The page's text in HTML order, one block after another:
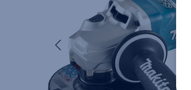
Edellinen